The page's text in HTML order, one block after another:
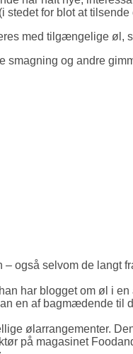
for blot at
med tilgængelige øl,
og andre
også selvom de langt
har blogget om øl i
en af bagmædende til
ølarrangementer.
på magasinet